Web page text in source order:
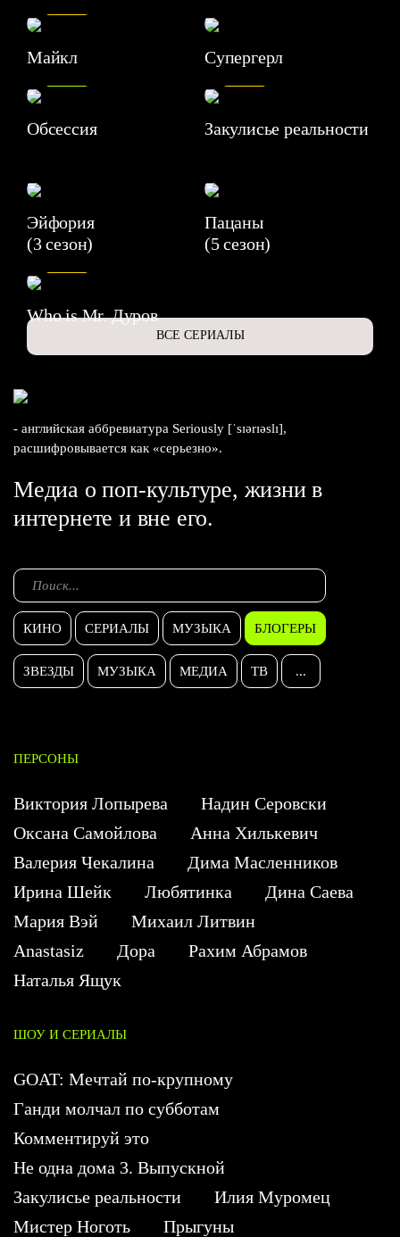
Майкл Супергерл
Обсессия
7.1
Закулисье реальности
Эйфория
(3 сезон)
Пацаны
(5 сезон)
Who is Mr. Дуров
ВСЕ СЕРИАЛЫ
- английская аббревиатура Seriously [ˈsɪərɪəslɪ],
расшифровывается как «серьезно».
Медиа о поп-культуре, жизни в
интернете и вне его.
КИНО СЕРИАЛЫ МУЗЫКА БЛОГЕРЫ
ЗВЕЗДЫ МУЗЫКА МЕДИА ТВ ...
ПЕРСОНЫ
Виктория Лопырева
Надин Серовски
Оксана Самойлова
Анна Хилькевич
Валерия Чекалина
Дима Масленников
Ирина Шейк
Любятинка
Дина Саева
Мария Вэй
Михаил Литвин
Anastasiz
Дора
Рахим Абрамов
Наталья Ящук
ШОУ И СЕРИАЛЫ
GOAT: Мечтай по-крупному
Ганди молчал по субботам
Комментируй это
Не одна дома 3. Выпускной
Закулисье реальности
Илия Муромец
Мистер Ноготь
Прыгуны